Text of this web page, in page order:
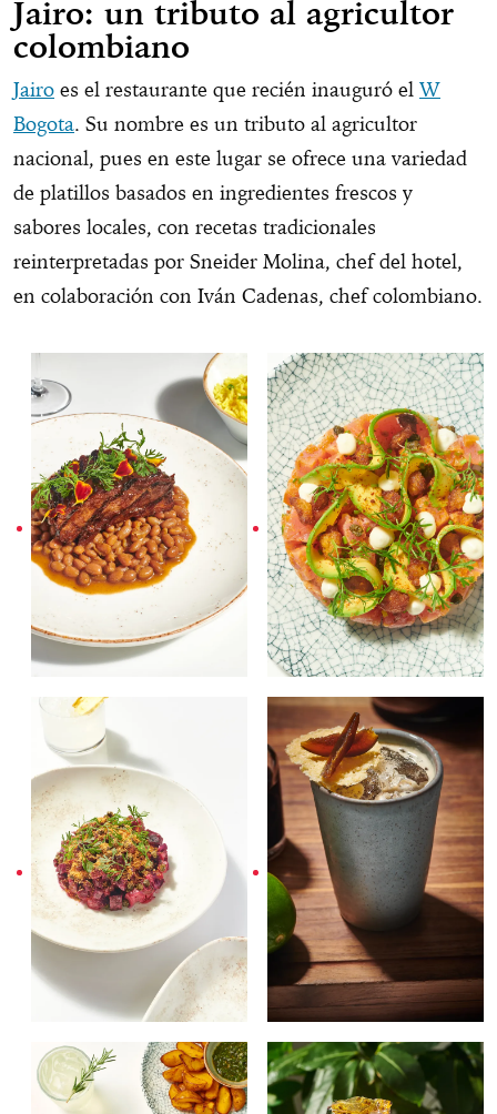
Jairo: un tributo al agricultor
colombiano
Jairo es el restaurante que recién inauguró el W
Bogota. Su nombre es un tributo al agricultor
nacional, pues en este lugar se ofrece una variedad
de platillos basados en ingredientes frescos y
sabores locales, con recetas tradicionales
reinterpretadas por Sneider Molina, chef del hotel,
en colaboración con Iván Cadenas, chef colombiano.